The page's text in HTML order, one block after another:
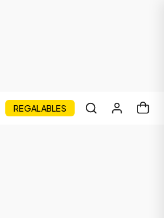
REGALABLES